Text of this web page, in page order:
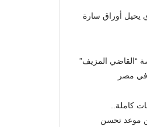
يحيل أوراق سارة
“القاضي المزيف”
في مصر
3 درجات كاملة..
موعد تحسن